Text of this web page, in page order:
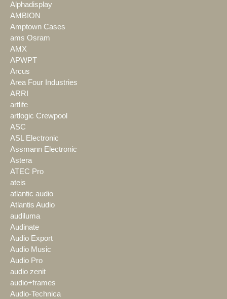
Alphadisplay
AMBION
Amptown Cases
ams Osram
AMX
APWPT
Arcus
Area Four Industries
ARRI
artlife
artlogic Crewpool
ASC
ASL Electronic
Assmann Electronic
Astera
ATEC Pro
ateis
atlantic audio
Atlantis Audio
audiluma
Audinate
Audio Export
Audio Music
Audio Pro
audio zenit
audio+frames
Audio-Technica